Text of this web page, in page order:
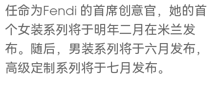
任命为Fendi 的首席创意官，她的首
个女装系列将于明年二月在米兰发
布。随后，男装系列将于六月发布，
高级定制系列将于七月发布。